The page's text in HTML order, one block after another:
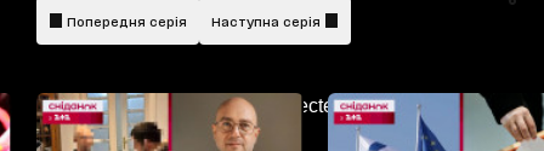
AdBlockDetected!
Попередня серія Наступна серія